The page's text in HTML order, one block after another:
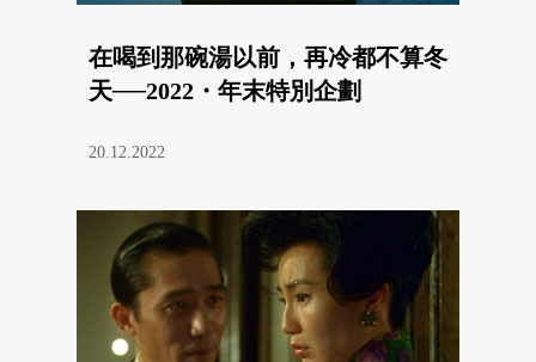
在喝到那碗湯以前，再冷都不算冬
天──2022・年末特別企劃
20.12.2022